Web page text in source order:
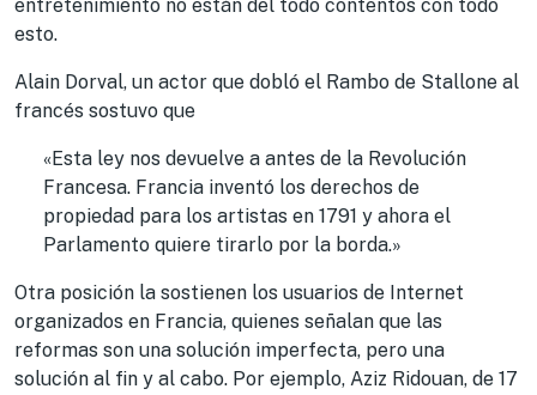
entretenimiento no están del todo contentos con todo
esto.
Alain Dorval, un actor que dobló el Rambo de Stallone al
francés sostuvo que
«Esta ley nos devuelve a antes de la Revolución
Francesa. Francia inventó los derechos de
propiedad para los artistas en 1791 y ahora el
Parlamento quiere tirarlo por la borda.»
Otra posición la sostienen los usuarios de Internet
organizados en Francia, quienes señalan que las
reformas son una solución imperfecta, pero una
solución al fin y al cabo. Por ejemplo, Aziz Ridouan, de 17